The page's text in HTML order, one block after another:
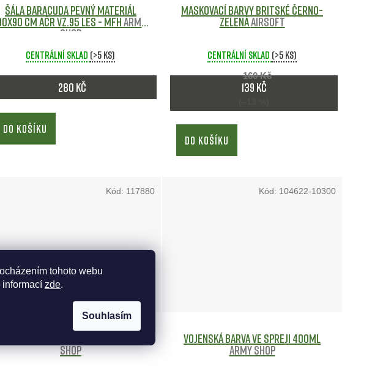
tohoto webu
zde.
Souhlasím
Šála BARACUDA pevný materiál
cm AČR Vz.95 Les - MFHArmy
shop
Centrální sklad (>5 ks)
280 Kč
DO KOŠÍKU
Maskovací barvy Britské ČERNO-
ZELENÁAirsoft
Centrální sklad (>5 ks)
139 Kč
160 Kč
DO KOŠÍKU
shop
Kód: 117880
Vojenská barva ve spreji 400ml
Army shop
Kód: 104622-10300